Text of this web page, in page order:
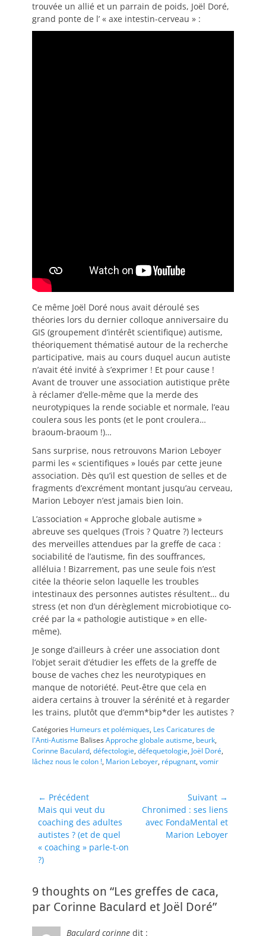
trouvée un allié et un parrain de poids, Joël Doré,
grand ponte de l’ « axe intestin-cerveau » :
Ce même Joël Doré nous avait déroulé ses
théories lors du dernier colloque anniversaire du
GIS (groupement d’intérêt scientifique) autisme,
théoriquement thématisé autour de la recherche
participative, mais au cours duquel aucun autiste
n’avait été invité à s’exprimer ! Et pour cause !
Avant de trouver une association autistique prête
à réclamer d’elle-même que la merde des
neurotypiques la rende sociable et normale, l’eau
coulera sous les ponts (et le pont croulera…
braoum-braoum !)…
Sans surprise, nous retrouvons Marion Leboyer
parmi les « scientifiques » loués par cette jeune
association. Dès qu’il est question de selles et de
fragments d’excrément montant jusqu’au cerveau,
Marion Leboyer n’est jamais bien loin.
L’association « Approche globale autisme »
abreuve ses quelques (Trois ? Quatre ?) lecteurs
des merveilles attendues par la greffe de caca :
sociabilité de l’autisme, fin des souffrances,
alléluia ! Bizarrement, pas une seule fois n’est
citée la théorie selon laquelle les troubles
intestinaux des personnes autistes résultent… du
stress (et non d’un dérèglement microbiotique co-
créé par la « pathologie autistique » en elle-
même).
Je songe d’ailleurs à créer une association dont
l’objet serait d’étudier les effets de la greffe de
bouse de vaches chez les neurotypiques en
manque de notoriété. Peut-être que cela en
aidera certains à trouver la sérénité et à regarder
les trains, plutôt que d’emm*bip*der les autistes ?
Catégories Humeurs et polémiques, Les Caricatures de
l'Anti-Autisme BalisesApproche globale autisme, beurk,
Corinne Baculard, défectologie, défequetologie, Joël Doré,
lâchez nous le colon !, Marion Leboyer, répugnant, vomir
Navigation
de
l’article
← Précédent
Article
précédent :
Mais qui veut du
coaching des adultes
autistes ? (et de quel
« coaching » parle-t-on
?)
Suivant →
Article
suivant :
Chronimed : ses liens
avec FondaMental et
Marion Leboyer
9 thoughts on “Les greffes de caca,
par Corinne Baculard et Joël Doré”
Baculard corinne dit :